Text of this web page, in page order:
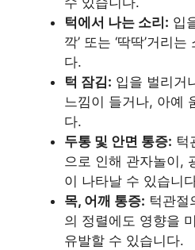
턱에서 나는 소리: 입
깍’ 또는 ‘딱딱’거리
다.
턱 잠김: 입을 벌리거
느낌이 들거나, 아예
다.
두통 및 안면 통증: 턱
으로 인해 관자놀이,
이 나타날 수 있습니
목, 어깨 통증: 턱관절
의 정렬에도 영향을
유발할 수 있습니다.